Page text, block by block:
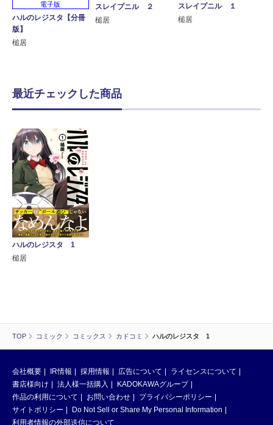
TOP コミック コミックス カドコミ ハルのレジスタ 1
電子版
ハルのレジスタ【分冊
版】
槌居
スレイプニル ２
槌居
スレイプニル １
槌居
最近チェックした商品
ハルのレジスタ 1
槌居
会社概要 IR情報 採用情報 広告について
ライセンスについて
書店様向け
法人様一括購入
KADOKAWAグループ
作品の利用について
お問い合わせ
プライバシーポリシー
サイトポリシー
Do Not Sell or Share My Personal Information
利用者情報の外部送信について